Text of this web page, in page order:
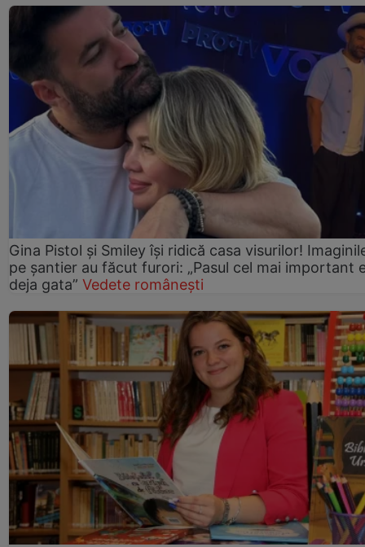
Gina Pistol și Smiley își ridică casa visurilor!
pe șantier au făcut furori: „Pasul cel mai important
deja gata” Vedete românești